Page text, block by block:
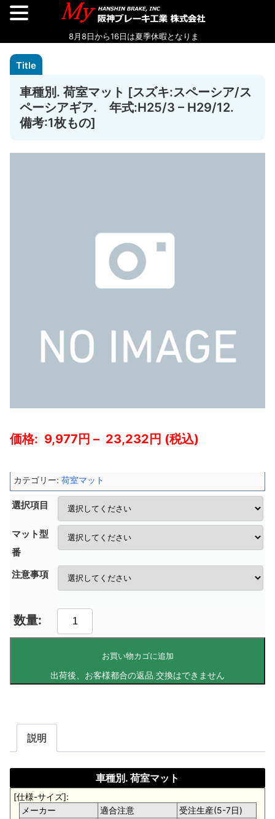
車種別. 荷室マット [スズキ:スペーシア/ス
ペーシアギア. 年式:H25/3 – H29/12.
備考:1枚もの]
9,977 – 23,232
選択項目
マット型
番
注意事項
お買い物カゴに追加
カテゴリー: 荷室マット
説明
車種別. 荷室マット
[仕様-サイズ]:
メーカー
適合注意
受注生産(5-7日)